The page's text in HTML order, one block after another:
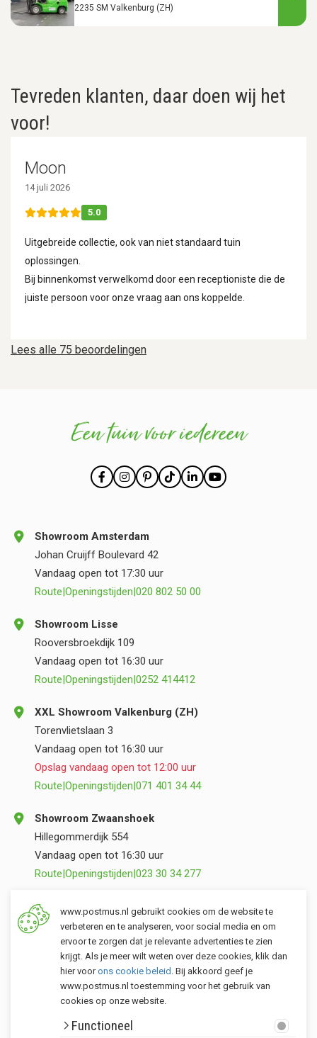
2235 SM Valkenburg (ZH)
Tevreden klanten, daar doen wij het
voor!
Lees alle 75 beoordelingen
Moon
14 juli 2026
5.0
Uitgebreide collectie, ook van niet standaard tuin
oplossingen.
Bij binnenkomst verwelkomd door een receptioniste die de
juiste persoon voor onze vraag aan ons koppelde.
Een tuin voor iedereen
Klantenservice
Postmus merken
Showroom Amsterdam
Johan Cruijff Boulevard 42
Vandaag open tot 17:30 uur
Route|Openingstijden|020 802 50 00
Showroom Lisse
Rooversbroekdijk 109
Vandaag open tot 16:30 uur
Route|Openingstijden|0252 414412
XXL Showroom Valkenburg (ZH)
Torenvlietslaan 3
Vandaag open tot 16:30 uur
Opslag vandaag open tot 12:00 uur
Route|Openingstijden|071 401 34 44
Showroom Zwaanshoek
Hillegommerdijk 554
Vandaag open tot 16:30 uur
Route|Openingstijden|023 30 34 277
Opslag Valkenburg (ZH)
Torenvlietslaan 3
Vandaag open tot 12:00 uur
Route|Openingstijden |071 401 34 44
www.postmus.nl gebruikt cookies om de website te
verbeteren en te analyseren, voor social media en om
ervoor te zorgen dat je relevante advertenties te zien
krijgt. Als je meer wilt weten over deze cookies, klik dan
hier voorons cookie beleid . Bij akkoord geef je
www.postmus.nl toestemming voor het gebruik van
cookies op onze website.
Functioneel